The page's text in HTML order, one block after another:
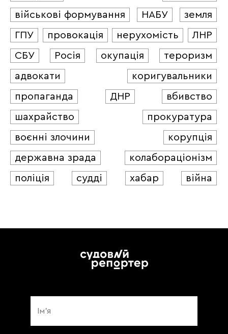
військові формування
НАБУ
земля
ГПУ
провокація нерухомість
ЛНР
СБУ
Росія окупація
тероризм
адвокати
коригувальники
пропаганда
ДНР
вбивство
шахрайство
прокуратура
воєнні злочини
корупція
державна зрада
колабораціонізм
поліція
судді хабар війна